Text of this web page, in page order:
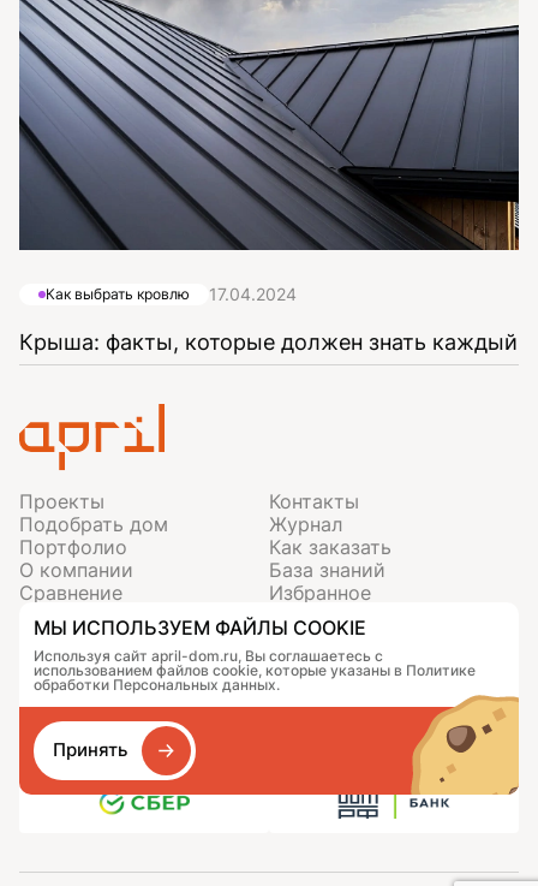
Как выбрать кровлю 17.04.2024
Крыша: факты, которые должен знать каждый
Проекты
Подобрать дом
Портфолио
О компании
Сравнение
Контакты
Журнал
Как заказать
База знаний
Избранное
Тюменская область, с. Перевалово, ул.
Петровская, д.1
+7 (3452) 60-84-88
info@april72.ru
МЫ ИСПОЛЬЗУЕМ ФАЙЛЫ COOKIE
Используя сайт april-dom.ru, Вы соглашаетесь с
использованием файлов cookie, которые указаны в Политике
обработки Персональных данных.
Принять